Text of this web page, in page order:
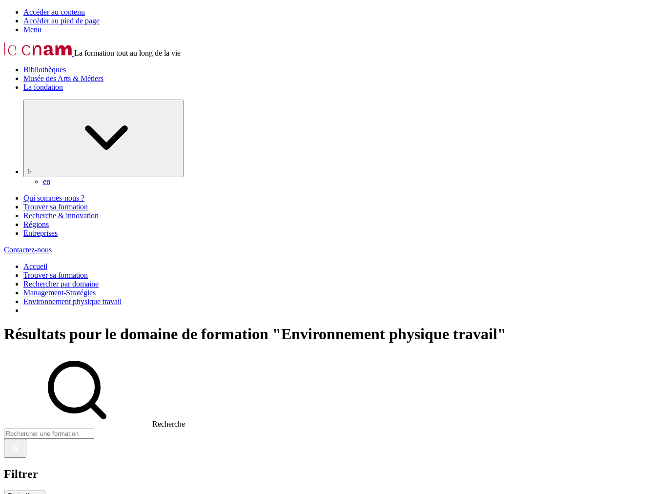
Accéder au contenu
Accéder au pied de page
Menu
La formation tout au long de la vie
Bibliothèques
Musée des Arts & Métiers
La fondation
fr
en
Qui sommes-nous ?
Trouver sa formation
Recherche & innovation
Régions
Entreprises
Contactez-nous
Accueil
Trouver sa formation
Rechercher par domaine
Management-Stratégies
Environnement physique travail
Résultats pour le domaine de formation "Environnement physique travail"
Recherche
Filtrer